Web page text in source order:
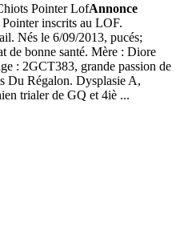
Annonce
inscrits au LOF.
Nés le 6/09/2013, pucés;
de bonne santé. Mère : Diore
: 2GCT383, grande passion de
Du Régalon. Dysplasie A,
trialer de GQ et 4iè ...